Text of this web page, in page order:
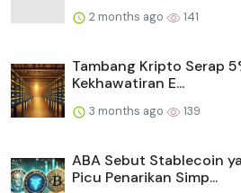
2 months ago 141
Tambang Kripto Serap
Kekhawatiran E...
3 months ago 139
ABA Sebut Stablecoin
Picu Penarikan Simp...